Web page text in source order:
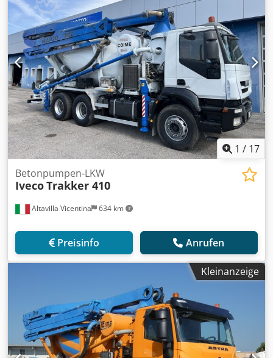
1 / 17
Altavilla Vicentina 634 km
Betonpumpen-LKW
IvecoTrakker 410
Preisinfo Anrufen
Kleinanzeige